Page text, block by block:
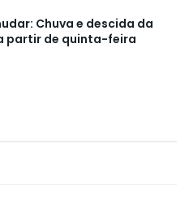
Chuva e descida da
partir de quinta-feira